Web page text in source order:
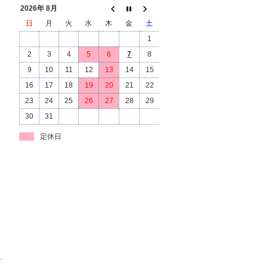
2026年 8月
日
月 火 水 木 金
土
1
2
3 4 5 6 7
8
9
10 11 12 13 14
15
16
17 18 19 20 21
22
23
24 25 26 27 28
29
30
31
定休日